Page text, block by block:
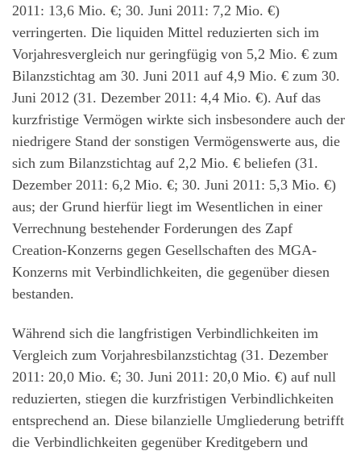
2011: 13,6 Mio. €; 30. Juni 2011: 7,2 Mio. €)
verringerten. Die liquiden Mittel reduzierten sich im
Vorjahresvergleich nur geringfügig von 5,2 Mio. € zum
Bilanzstichtag am 30. Juni 2011 auf 4,9 Mio. € zum 30.
Juni 2012 (31. Dezember 2011: 4,4 Mio. €). Auf das
kurzfristige Vermögen wirkte sich insbesondere auch der
niedrigere Stand der sonstigen Vermögenswerte aus, die
sich zum Bilanzstichtag auf 2,2 Mio. € beliefen (31.
Dezember 2011: 6,2 Mio. €; 30. Juni 2011: 5,3 Mio. €)
aus; der Grund hierfür liegt im Wesentlichen in einer
Verrechnung bestehender Forderungen des Zapf
Creation-Konzerns gegen Gesellschaften des MGA-
Konzerns mit Verbindlichkeiten, die gegenüber diesen
bestanden.
Während sich die langfristigen Verbindlichkeiten im
Vergleich zum Vorjahresbilanzstichtag (31. Dezember
2011: 20,0 Mio. €; 30. Juni 2011: 20,0 Mio. €) auf null
reduzierten, stiegen die kurzfristigen Verbindlichkeiten
entsprechend an. Diese bilanzielle Umgliederung betrifft
die Verbindlichkeiten gegenüber Kreditgebern und